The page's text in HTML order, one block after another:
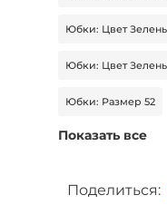
Юбки: Цвет
Юбки: Цвет
Юбки: Размер 52
Юбки: Цвет
Юбки: Цвет
Показать все
Поделиться: